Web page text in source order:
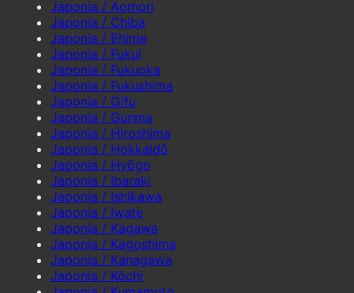
Japonia / Aomori
Japonia / Chiba
Japonia / Ehime
Japonia / Fukui
Japonia / Fukuoka
Japonia / Fukushima
Japonia / Gifu
Japonia / Gunma
Japonia / Hiroshima
Japonia / Hokkaidō
Japonia / Hyōgo
Japonia / Ibaraki
Japonia / Ishikawa
Japonia / Iwate
Japonia / Kagawa
Japonia / Kagoshima
Japonia / Kanagawa
Japonia / Kōchi